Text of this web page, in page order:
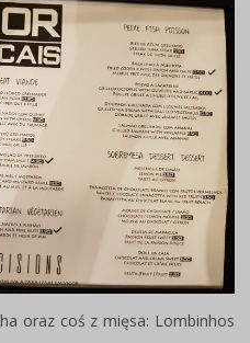
oraz coś z mięsa: Lombinhos